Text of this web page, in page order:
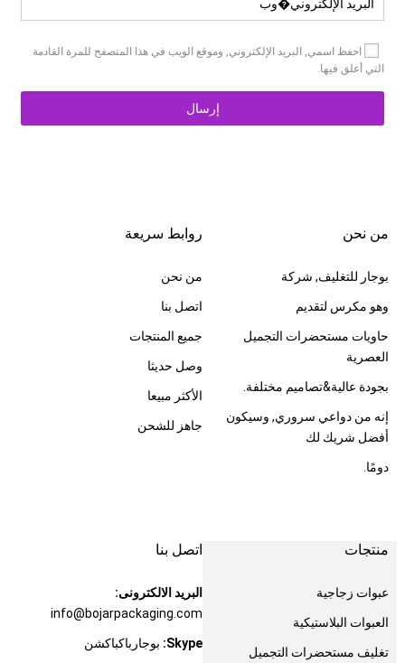
احفظ اسمي, البريد الإلكتروني, وموقع الويب في هذا المتصفح للمرة القادمة
التي أعلق فيها.
من نحن
بوجار للتغليف, شركة
وهو مكرس لتقديم
حاويات مستحضرات التجميل
العصرية
بجودة عالية&تصاميم مختلفة.
إنه من دواعي سروري, وسيكون
أفضل شريك لك
دومًا.
روابط سريعة
من نحن
اتصل بنا
جميع المنتجات
وصل حديثا
الأكثر مبيعا
جاهز للشحن
منتجات
عبوات زجاجية
العبوات البلاستيكية
تغليف مستحضرات التجميل
اتصل بنا
البريد الالكترونى:
info@bojarpackaging.com
Skype: بوجارباكباكشن